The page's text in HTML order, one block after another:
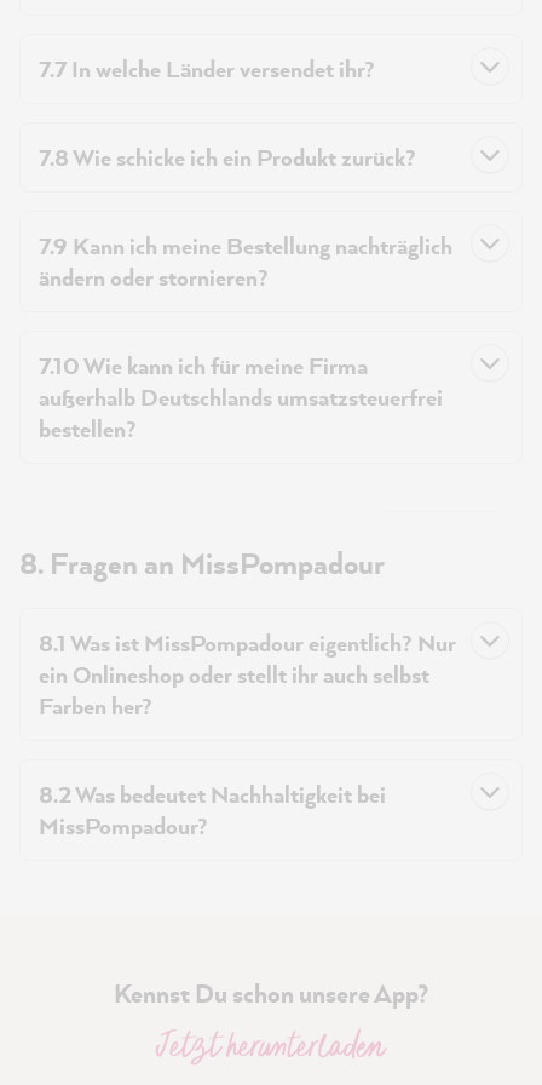
7.7 In welche Länder versendet ihr?
7.8 Wie schicke ich ein Produkt zurück?
7.9 Kann ich meine Bestellung nachträglich
ändern oder stornieren?
7.10 Wie kann ich für meine Firma
außerhalb Deutschlands umsatzsteuerfrei
bestellen?
8. Fragen an MissPompadour
8.1 Was ist MissPompadour eigentlich? Nur
ein Onlineshop oder stellt ihr auch selbst
Farben her?
8.2 Was bedeutet Nachhaltigkeit bei
MissPompadour?
Kennst Du schon unsere App?
Jetzt herunterladen